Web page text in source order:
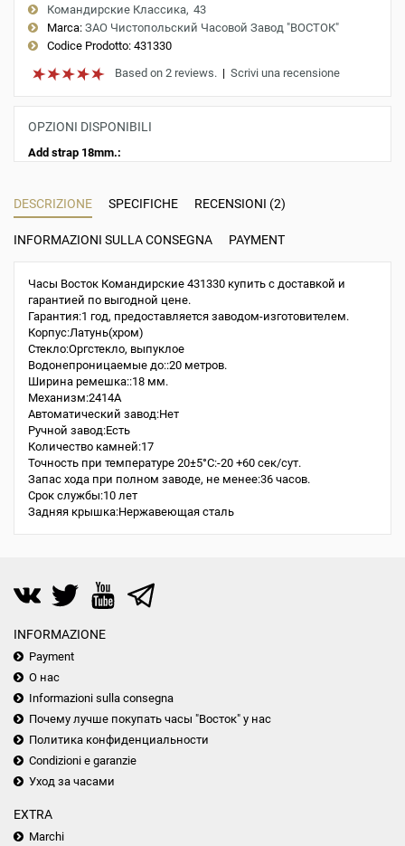
Командирские Классика 43
Marca: ЗАО Чистопольский Часовой Завод "ВОСТОК"
Codice Prodotto: 431330
Based on 2 reviews. | Scrivi una recensione
OPZIONI DISPONIBILI
Add strap 18mm.:
DESCRIZIONE SPECIFICHE RECENSIONI (2)
INFORMAZIONI SULLA CONSEGNA PAYMENT
Часы Восток Командирские 431330 купить с доставкой и
гарантией по выгодной цене.
Гарантия:1 год, предоставляется заводом-изготовителем.
Корпус:Латунь(хром)
Стекло:Оргстекло, выпуклое
Водонепроницаемые до::20 метров.
Ширина ремешка::18 мм.
Механизм:2414A
Автоматический завод:Нет
Ручной завод:Есть
Количество камней:17
Точность при температуре 20±5°С:-20 +60 сек/сут.
Запас хода при полном заводе, не менее:36 часов.
Срок службы:10 лет
Задняя крышка:Нержавеющая сталь
INFORMAZIONE
Payment
О нас
Informazioni sulla consegna
Почему лучше покупать часы "Восток" у нас
Политика конфиденциальности
Condizioni e garanzie
Уход за часами
EXTRA
Marchi